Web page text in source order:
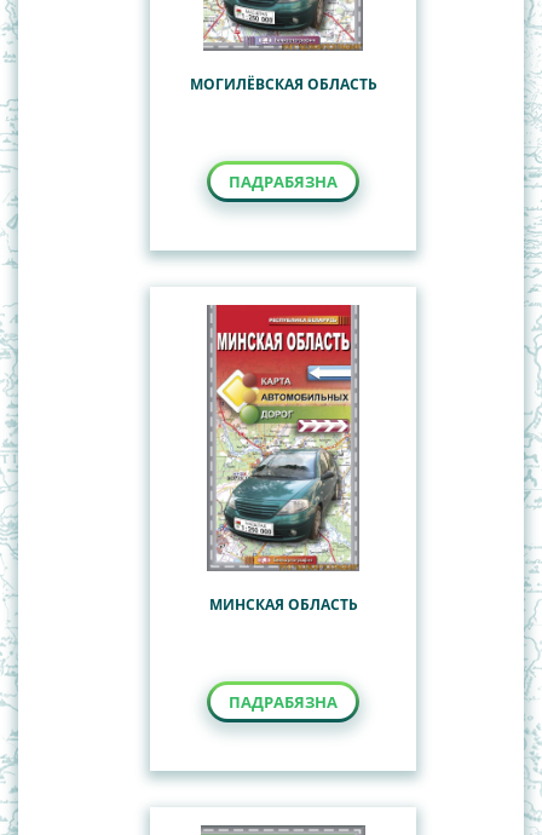
МОГИЛЁВСКАЯ ОБЛАСТЬ
ПАДРАБЯЗНА
МИНСКАЯ ОБЛАСТЬ
ПАДРАБЯЗНА